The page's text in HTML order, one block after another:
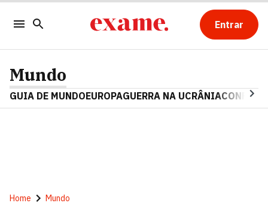
Entrar
Mundo
GUIA DE MUNDOEUROPAGUERRA NA UCRÂNIA
Home Mundo